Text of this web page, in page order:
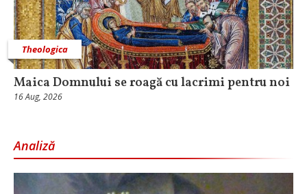
Theologica
Maica Domnului se roagă cu lacrimi pentru noi
16 Aug, 2026
Analiză